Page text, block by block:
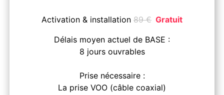
Activation & installation 89€ Gratuit
Délais moyen actuel de BASE :
8 jours ouvrables
Prise nécessaire :
La prise VOO (câble coaxial)